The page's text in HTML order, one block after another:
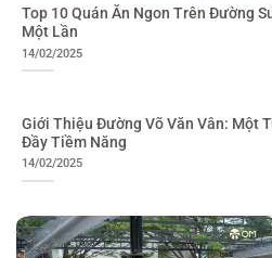
Top 10 Quán Ăn Ngon Trên Đường
Một Lần
14/02/2025
Giới Thiệu Đường Võ Văn Vân: Một
Đầy Tiềm Năng
14/02/2025